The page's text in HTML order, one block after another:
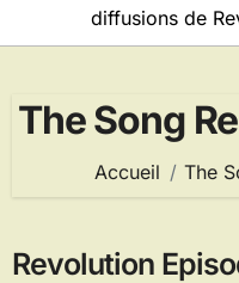
diffusions de
The Song
Accueil The
Revolution